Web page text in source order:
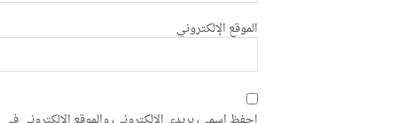
الموقع الإلكتروني